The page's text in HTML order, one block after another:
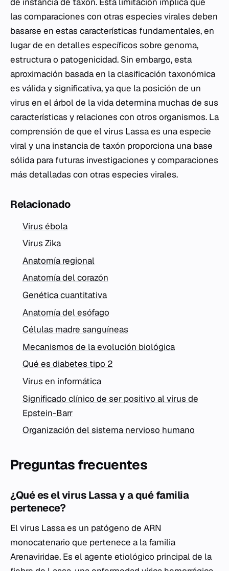
las comparaciones con otras especies virales deben
basarse en estas características fundamentales, en
lugar de en detalles específicos sobre genoma,
estructura o patogenicidad. Sin embargo, esta
aproximación basada en la clasificación taxonómica
es válida y significativa, ya que la posición de un
virus en el árbol de la vida determina muchas de sus
características y relaciones con otros organismos. La
comprensión de que el virus Lassa es una especie
viral y una instancia de taxón proporciona una base
sólida para futuras investigaciones y comparaciones
más detalladas con otras especies virales.
Relacionado
Virus ébola
Virus Zika
Anatomía regional
Anatomía del corazón
Genética cuantitativa
Anatomía del esófago
Células madre sanguíneas
Mecanismos de la evolución biológica
Qué es diabetes tipo 2
Virus en informática
Significado clínico de ser positivo al virus de
Epstein-Barr
Organización del sistema nervioso humano
Preguntas frecuentes
¿Qué es el virus Lassa y a qué familia
pertenece?
El virus Lassa es un patógeno de ARN
monocatenario que pertenece a la familia
Arenaviridae. Es el agente etiológico principal de la